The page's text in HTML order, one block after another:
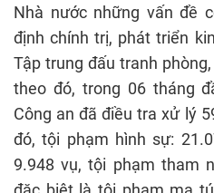
Nhà nước những vấn đề
định chính trị, phát triển
Tập trung đấu tranh
theo đó, trong 06 tháng
Công an đã điều tra xử lý
đó, tội phạm hình sự:
9.948 vụ, tội phạm tham